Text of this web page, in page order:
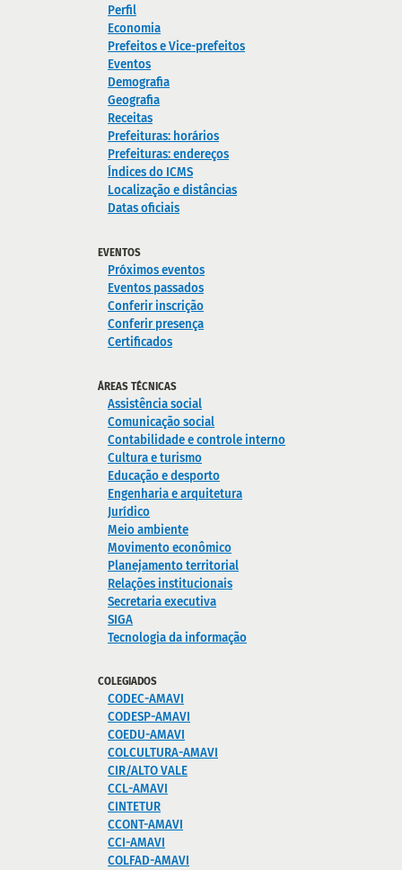
Perfil
Economia
Prefeitos e Vice-prefeitos
Eventos
Demografia
Geografia
Receitas
Prefeituras: horários
Prefeituras: endereços
Índices do ICMS
Localização e distâncias
Datas oficiais
EVENTOS
Próximos eventos
Eventos passados
Conferir inscrição
Conferir presença
Certificados
ÁREAS TÉCNICAS
Assistência social
Comunicação social
Contabilidade e controle interno
Cultura e turismo
Educação e desporto
Engenharia e arquitetura
Jurídico
Meio ambiente
Movimento econômico
Planejamento territorial
Relações institucionais
Secretaria executiva
SIGA
Tecnologia da informação
COLEGIADOS
CODEC-AMAVI
CODESP-AMAVI
COEDU-AMAVI
COLCULTURA-AMAVI
CIR/ALTO VALE
CCL-AMAVI
CINTETUR
CCONT-AMAVI
CCI-AMAVI
COLFAD-AMAVI